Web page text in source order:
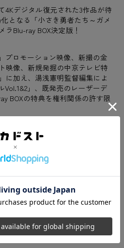
4Kデジタル復元された3作品が待
となる「小さき勇者たち～ガメ
Blu-ray BOX決定版！
プロモーション映像、新撮の金
映像、新規発掘の中京テレビ特
に加え、湯浅憲明監督編集によ
Vol.1&2」、既発売のレーザーデ
BOXの特典を権利関係の許す限
ント(2016年@新文芸坐にて収録)
」(湯浅憲明監督監修)
中京テレビ製作/1996年放映)
発売）復刻特典映像
50周年記念映像GAMERA(30秒